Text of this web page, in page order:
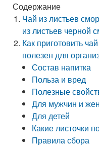
Содержание
Чай из листьев
из листьев черной
Как приготовить
полезен для
Состав напитка
Польза и вред
Полезные
Для мужчин и
Для детей
Какие листочки
Правила сбора